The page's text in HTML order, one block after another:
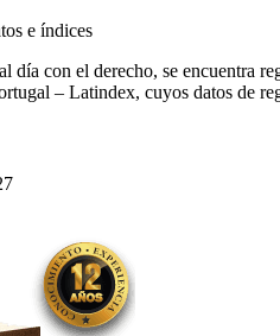
e índices
día con el derecho, se encuentra
– Latindex, cuyos datos de